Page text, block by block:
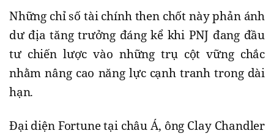
Những chỉ số tài chính then chốt này phản ánh
dư địa tăng trưởng đáng kể khi PNJ đang đầu
tư chiến lược vào những trụ cột vững chắc
nhằm nâng cao năng lực cạnh tranh trong dài
hạn.
Đại diện Fortune tại châu Á, ông Clay Chandler